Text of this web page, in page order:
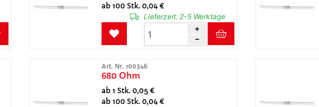
ab 100 Stk. 0,04 €
Lieferzeit: 2-5 Werktage
Art. Nr. 100346
680 Ohm
ab 1 Stk. 0,05 €
ab 100 Stk. 0,04 €